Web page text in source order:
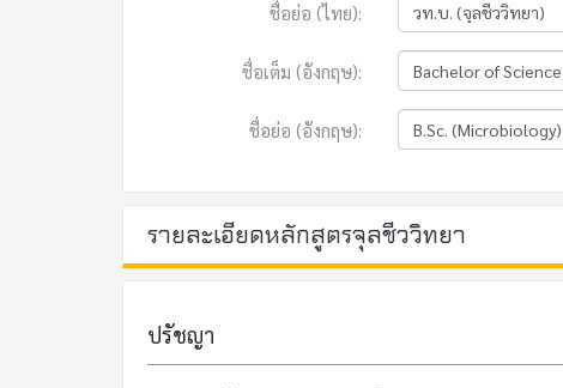
ชื่อย่อ (ไทย):
ชื่อเต็ม (อังกฤษ):
ชื่อย่อ (อังกฤษ):
รายละเอียดหลักสูตรจุลชีววิทยา
ปรัชญา